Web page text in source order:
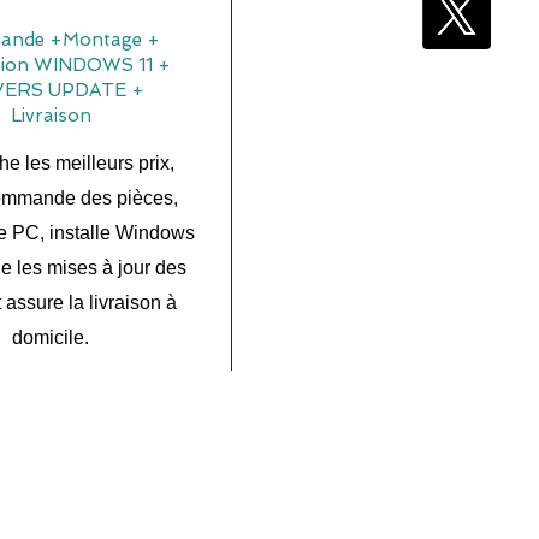
+Montage +
WINDOWS 11 +
UPDATE +
Livraison
les meilleurs prix,
des pièces,
PC, installe Windows
les mises à jour des
assure la livraison à
domicile.